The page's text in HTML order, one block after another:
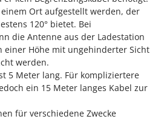
Ort aufgestellt werden, der
120° bietet. Bei
die Antenne aus der Ladestation
einer Höhe mit ungehinderter Sicht
werden.
5 Meter lang. Für kompliziertere
ein 15 Meter langes Kabel zur
für verschiedene Zwecke